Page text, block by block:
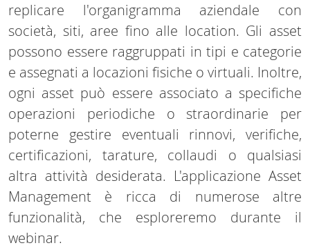
replicare l'organigramma aziendale con
società, siti, aree fino alle location. Gli asset
possono essere raggruppati in tipi e categorie
e assegnati a locazioni fisiche o virtuali. Inoltre,
ogni asset può essere associato a specifiche
operazioni periodiche o straordinarie per
poterne gestire eventuali rinnovi, verifiche,
certificazioni, tarature, collaudi o qualsiasi
altra attività desiderata. L'applicazione Asset
Management è ricca di numerose altre
funzionalità, che esploreremo durante il
webinar.